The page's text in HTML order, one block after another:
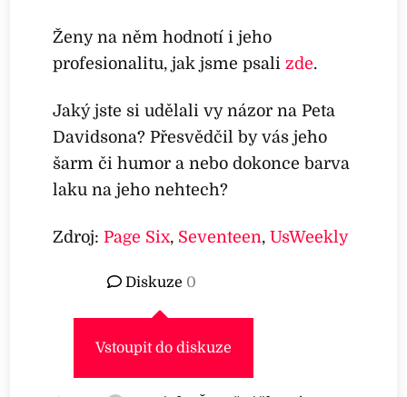
Ženy na něm hodnotí i jeho
profesionalitu, jak jsme psali zde.
Jaký jste si udělali vy názor na Peta
Davidsona? Přesvědčil by vás jeho
šarm či humor a nebo dokonce barva
laku na jeho nehtech?
Zdroj:Page Six, Seventeen,UsWeekly
Diskuze 0
Vstoupit do diskuze